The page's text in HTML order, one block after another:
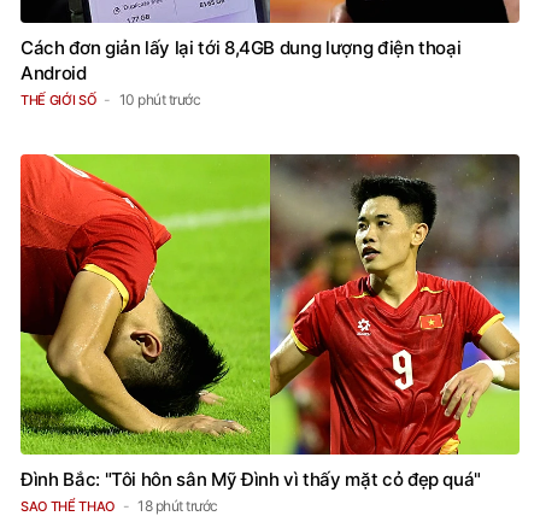
Cách đơn giản lấy lại tới 8,4GB dung lượng điện thoại
Android
THẾ GIỚI SỐ 10 phút trước
Đình Bắc: "Tôi hôn sân Mỹ Đình vì thấy mặt cỏ đẹp quá"
SAO THỂ THAO 18 phút trước